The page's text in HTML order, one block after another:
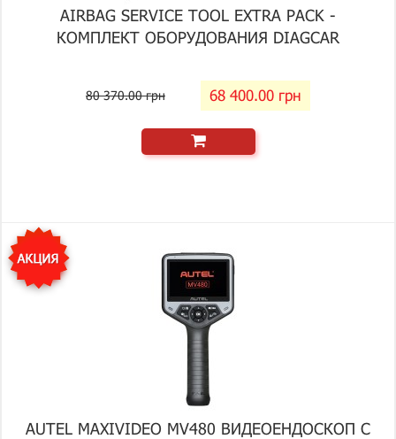
AIRBAG SERVICE TOOL EXTRA PACK -
КОМПЛЕКТ ОБОРУДОВАНИЯ DIAGCAR
80 370.00 грн 68 400.00 грн
AUTEL MAXIVIDEO MV480 ВИДЕОЕНДОСКОП С